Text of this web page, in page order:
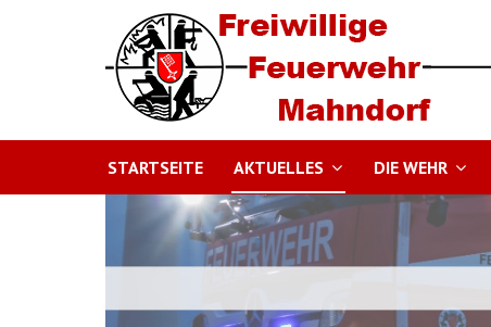
STARTSEITE AKTUELLES DIE WEHR